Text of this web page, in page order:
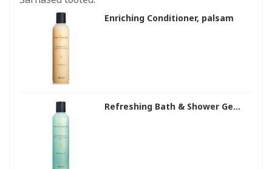
Enriching Conditioner, palsam
Refreshing Bath & Shower Ge...